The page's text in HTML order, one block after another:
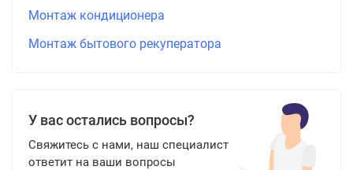
Монтаж кондиционера
Монтаж бытового рекуператора
У вас остались вопросы?
Свяжитесь с нами, наш специалист
ответит на ваши вопросы